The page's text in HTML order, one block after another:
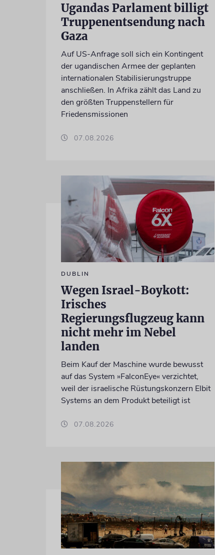
Ugandas Parlament billigt
Truppenentsendung nach
Gaza
Auf US-Anfrage soll sich ein Kontingent
der ugandischen Armee der geplanten
internationalen Stabilisierungstruppe
anschließen. In Afrika zählt das Land zu
den größten Truppenstellern für
Friedensmissionen
07.08.2026
DUBLIN
Wegen Israel-Boykott:
Irisches
Regierungsflugzeug kann
nicht mehr im Nebel
landen
Beim Kauf der Maschine wurde bewusst
auf das System »FalconEye« verzichtet,
weil der israelische Rüstungskonzern Elbit
Systems an dem Produkt beteiligt ist
07.08.2026